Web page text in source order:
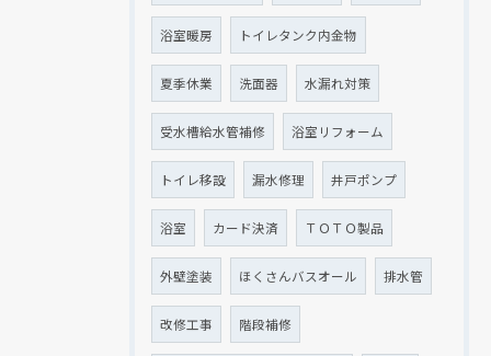
浴室暖房 トイレタンク内金物
夏季休業 洗面器 水漏れ対策
受水槽給水管補修 浴室リフォーム
トイレ移設 漏水修理 井戸ポンプ
浴室 カード決済 ＴＯＴＯ製品
外壁塗装 ほくさんバスオール 排水管
改修工事 階段補修